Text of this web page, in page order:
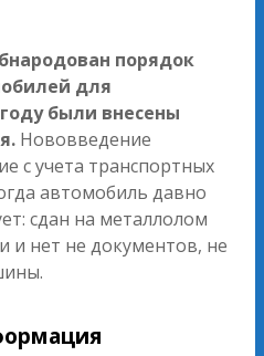
порядок
для
были внесены
Нововведение
с учета транспортных
автомобиль давно
сдан на металлолом
и нет не документов, не